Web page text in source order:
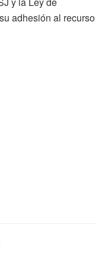
adhesión al recurso